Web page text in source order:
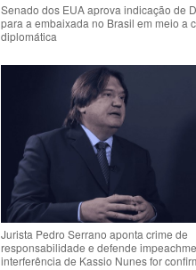
Senado dos EUA aprova indicação de
para a embaixada no Brasil em meio a
diplomática
Jurista Pedro Serrano aponta crime de
responsabilidade e defende
interferência de Kassio Nunes for